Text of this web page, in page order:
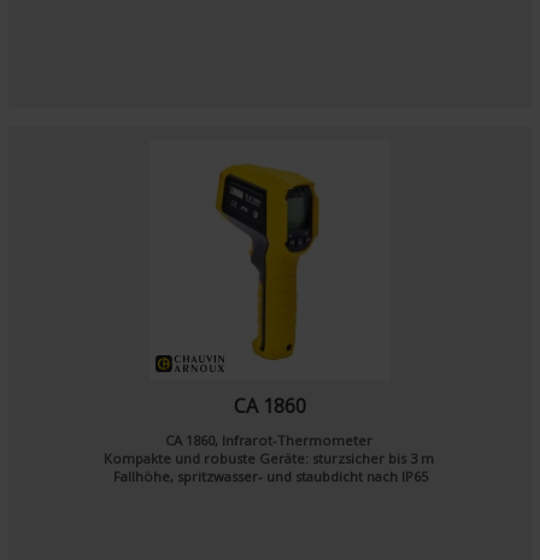
CA 1860
CA 1860, Infrarot-Thermometer
Kompakte und robuste Geräte: sturzsicher bis 3 m
Fallhöhe, spritzwasser- und staubdicht nach IP65